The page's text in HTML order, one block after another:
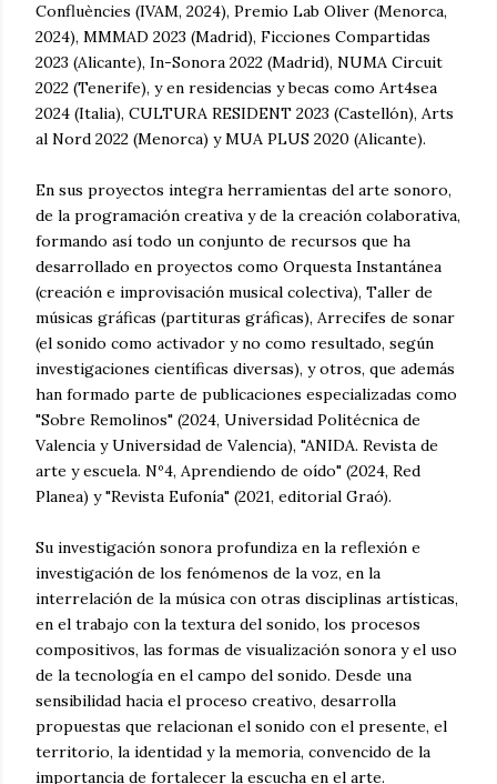
Confluències (IVAM, 2024), Premio Lab Oliver (Menorca,
2024), MMMAD 2023 (Madrid), Ficciones Compartidas
2023 (Alicante), In-Sonora 2022 (Madrid), NUMA Circuit
2022 (Tenerife), y en residencias y becas como Art4sea
2024 (Italia), CULTURA RESIDENT 2023 (Castellón), Arts
al Nord 2022 (Menorca) y MUA PLUS 2020 (Alicante).
En sus proyectos integra herramientas del arte sonoro,
de la programación creativa y de la creación colaborativa,
formando así todo un conjunto de recursos que ha
desarrollado en proyectos como Orquesta Instantánea
(creación e improvisación musical colectiva), Taller de
músicas gráficas (partituras gráficas), Arrecifes de sonar
(el sonido como activador y no como resultado, según
investigaciones científicas diversas), y otros, que además
han formado parte de publicaciones especializadas como
"Sobre Remolinos" (2024, Universidad Politécnica de
Valencia y Universidad de Valencia), "ANIDA. Revista de
arte y escuela. Nº4, Aprendiendo de oído" (2024, Red
Planea) y "Revista Eufonía" (2021, editorial Graó).
Su investigación sonora profundiza en la reflexión e
investigación de los fenómenos de la voz, en la
interrelación de la música con otras disciplinas artísticas,
en el trabajo con la textura del sonido, los procesos
compositivos, las formas de visualización sonora y el uso
de la tecnología en el campo del sonido. Desde una
sensibilidad hacia el proceso creativo, desarrolla
propuestas que relacionan el sonido con el presente, el
territorio, la identidad y la memoria, convencido de la
importancia de fortalecer la escucha en el arte.